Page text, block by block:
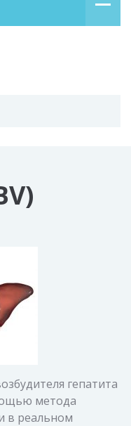
гепатита
метода
в реальном